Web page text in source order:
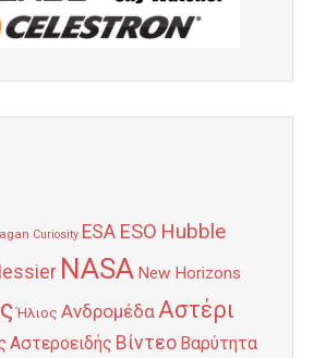
Curiosity ESA ESO Hubble
NASA New Horizons
Ήλιος Ανδρομέδα Αστέρι
Αστεροειδής Βίντεο Βαρύτητα